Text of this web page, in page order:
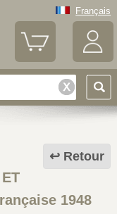
Français
Retour
1948